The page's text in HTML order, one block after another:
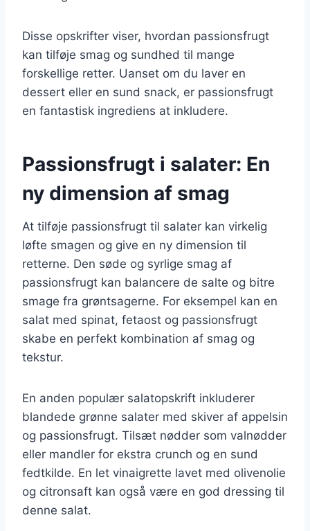
Disse opskrifter viser, hvordan passionsfrugt
kan tilføje smag og sundhed til mange
forskellige retter. Uanset om du laver en
dessert eller en sund snack, er passionsfrugt
en fantastisk ingrediens at inkludere.
Passionsfrugt i salater: En
ny dimension af smag
At tilføje passionsfrugt til salater kan virkelig
løfte smagen og give en ny dimension til
retterne. Den søde og syrlige smag af
passionsfrugt kan balancere de salte og bitre
smage fra grøntsagerne. For eksempel kan en
salat med spinat, fetaost og passionsfrugt
skabe en perfekt kombination af smag og
tekstur.
En anden populær salatopskrift inkluderer
blandede grønne salater med skiver af appelsin
og passionsfrugt. Tilsæt nødder som valnødder
eller mandler for ekstra crunch og en sund
fedtkilde. En let vinaigrette lavet med olivenolie
og citronsaft kan også være en god dressing til
denne salat.